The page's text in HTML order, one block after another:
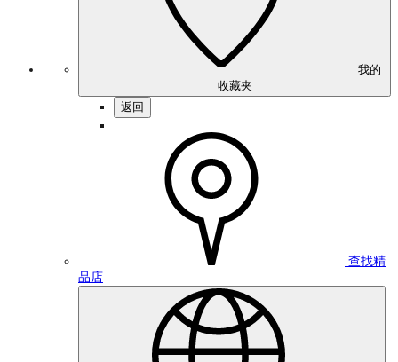
收藏夹
返回
查找精
品店